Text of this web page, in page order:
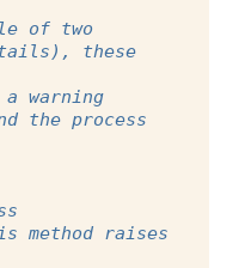
these
the process
method raises